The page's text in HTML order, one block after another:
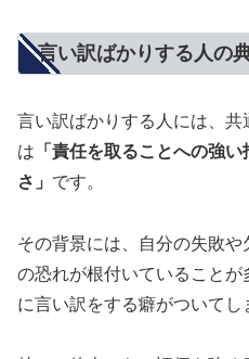
言い訳ばかりする人の
言い訳ばかりする人には、
は 「責任を取ることへの強い
さ」 です。
その背景には、自分の失敗
の恐れが根付いていること
に言い訳をする癖がついてし